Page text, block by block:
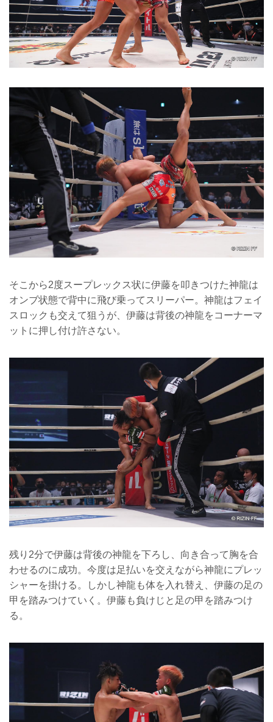
そこから2度スープレックス状に伊藤を叩きつけた神龍は
オンブ状態で背中に飛び乗ってスリーパー。神龍はフェイ
スロックも交えて狙うが、伊藤は背後の神龍をコーナーマ
ットに押し付け許さない。
残り2分で伊藤は背後の神龍を下ろし、向き合って胸を合
わせるのに成功。今度は足払いを交えながら神龍にプレッ
シャーを掛ける。しかし神龍も体を入れ替え、伊藤の足の
甲を踏みつけていく。伊藤も負けじと足の甲を踏みつけ
る。